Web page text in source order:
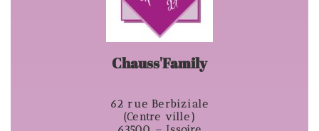
Chauss'Family
62 rue Berbiziale
(Centre ville)